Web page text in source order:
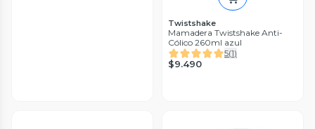
Twistshake
Mamadera Twistshake Anti-
Cólico 260ml azul
5(1)
$9.490